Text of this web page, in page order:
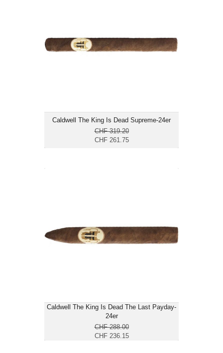
Caldwell The King Is Dead Supreme-24er
CHF 319.20
CHF 261.75
Ringmass: 52
Länge: 17.8
Caldwell The King Is Dead The Last Payday-
24er
CHF 288.00
CHF 236.15
Ringmass: 52
Länge: 15.2